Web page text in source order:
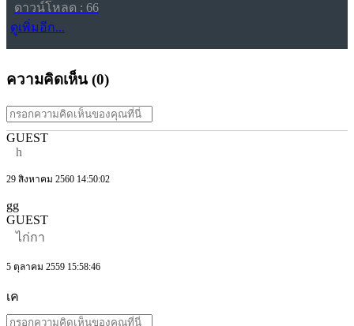
ดาวน์โหลด : 66
ดูเพิ่มอีก...
ความคิดเห็น (0)
GUEST
h
29 สิงหาคม 2560 14:50:02
gg
GUEST
ไก่กา
5 ตุลาคม 2559 15:58:46
เค